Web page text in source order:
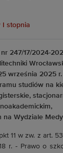
I stopnia
nr 247/17/2024-
września 2025 r.
studiów na
na Wydziale
11 w zw. z art.
r. - Prawo o